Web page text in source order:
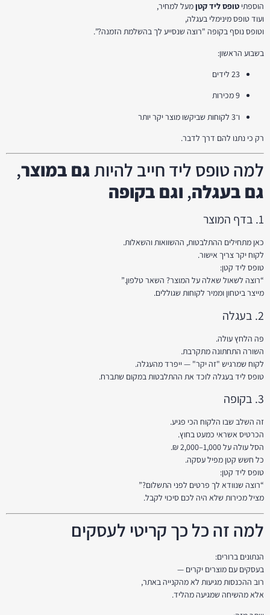
הוספתי טופס ליד קטןמעל למחיר,
ועוד טופס מינימלי בעגלה,
וטופס נוסף בקופה "רוצה שנסייע לך בהשלמת הזמנה?".
בשבוע הראשון:
23 לידים
9 מכירות
ו־3 לקוחות שביקשו מוצר יקר יותר
רק כי נתנו להם דרך לדבר.
למה טופס ליד חייב להיותגם במוצר,
גם בעגלה, וגם בקופה
1. בדף המוצר
כאן מתחילים ההתלבטות, ההשוואות והשאלות.
לקוח יקר צריך אישור.
טופס ליד קטן:
“רוצה לשאול שאלה על המוצר? השאר טלפון.”
מייצר ביטחון וממיר לקוחות שגוללים.
2. בעגלה
פה הלחץ עולה.
השורה התחתונה מתקרבת.
לקוח שמרגיש "זה יקר" — ייפרד מהעגלה.
טופס ליד בעגלה לוכד את ההתלבטות במקום שתברח.
3. בקופה
זה השלב שבו הלקוח הכי פגיע.
הכרטיס אשראי כמעט בחוץ.
הסל עולה על 1,000–2,000 ₪.
כל חשש קטן מפיל עסקה.
טופס ליד קטן:
“רוצה שנוודא לך פרטים לפני התשלום?”
מציל מכירות שלא היה לכם סיכוי לקבל.
למה זה כל כך קריטי לעסקים
הנתונים ברורים:
בעסקים עם מוצרים יקרים —
רוב ההכנסות מגיעות לא מהקנייה באתר,
אלא מהשיחה שמגיעה מהליד.